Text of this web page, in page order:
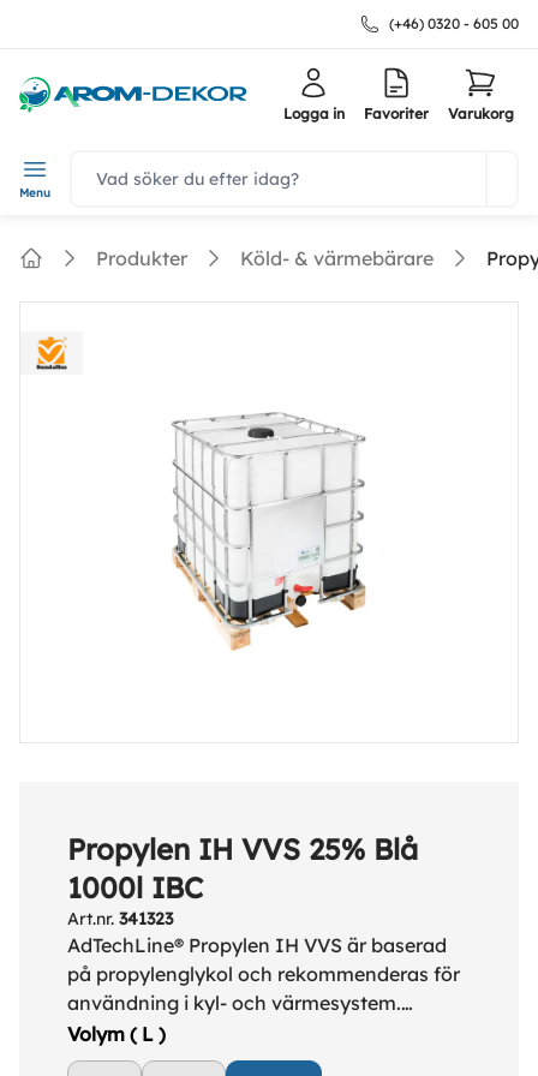
(+46) 0320 - 605 00
Menu
Logga in Favoriter Varukorg
Produkter Köld- & värmebärare
Propylen IH VVS 25% Blå
1000l IBC
Art.nr. 341323
AdTechLine® Propylen IH VVS är baserad
på propylenglykol och rekommenderas för
användning i kyl- och värmesystem.
Propylen IH VVS förhindrar frysning samt
innehåller inhibitorer för skydd mot
Volym ( L )